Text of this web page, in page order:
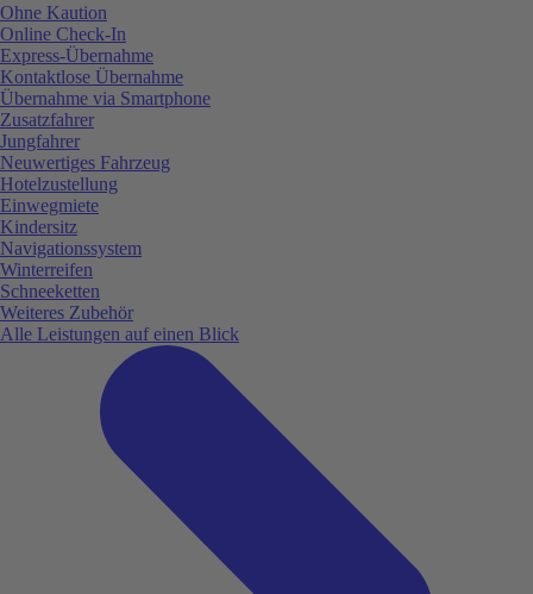
Ohne Kaution
Online Check-In
Express-Übernahme
Kontaktlose Übernahme
Übernahme via Smartphone
Zusatzfahrer
Jungfahrer
Neuwertiges Fahrzeug
Hotelzustellung
Einwegmiete
Kindersitz
Navigationssystem
Winterreifen
Schneeketten
Weiteres Zubehör
Alle Leistungen auf einen Blick